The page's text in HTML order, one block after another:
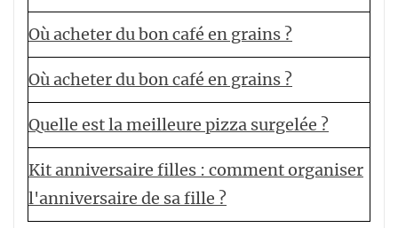
Où acheter du bon café en grains ?
Où acheter du bon café en grains ?
Quelle est la meilleure pizza surgelée ?
Kit anniversaire filles : comment organiser
l'anniversaire de sa fille ?